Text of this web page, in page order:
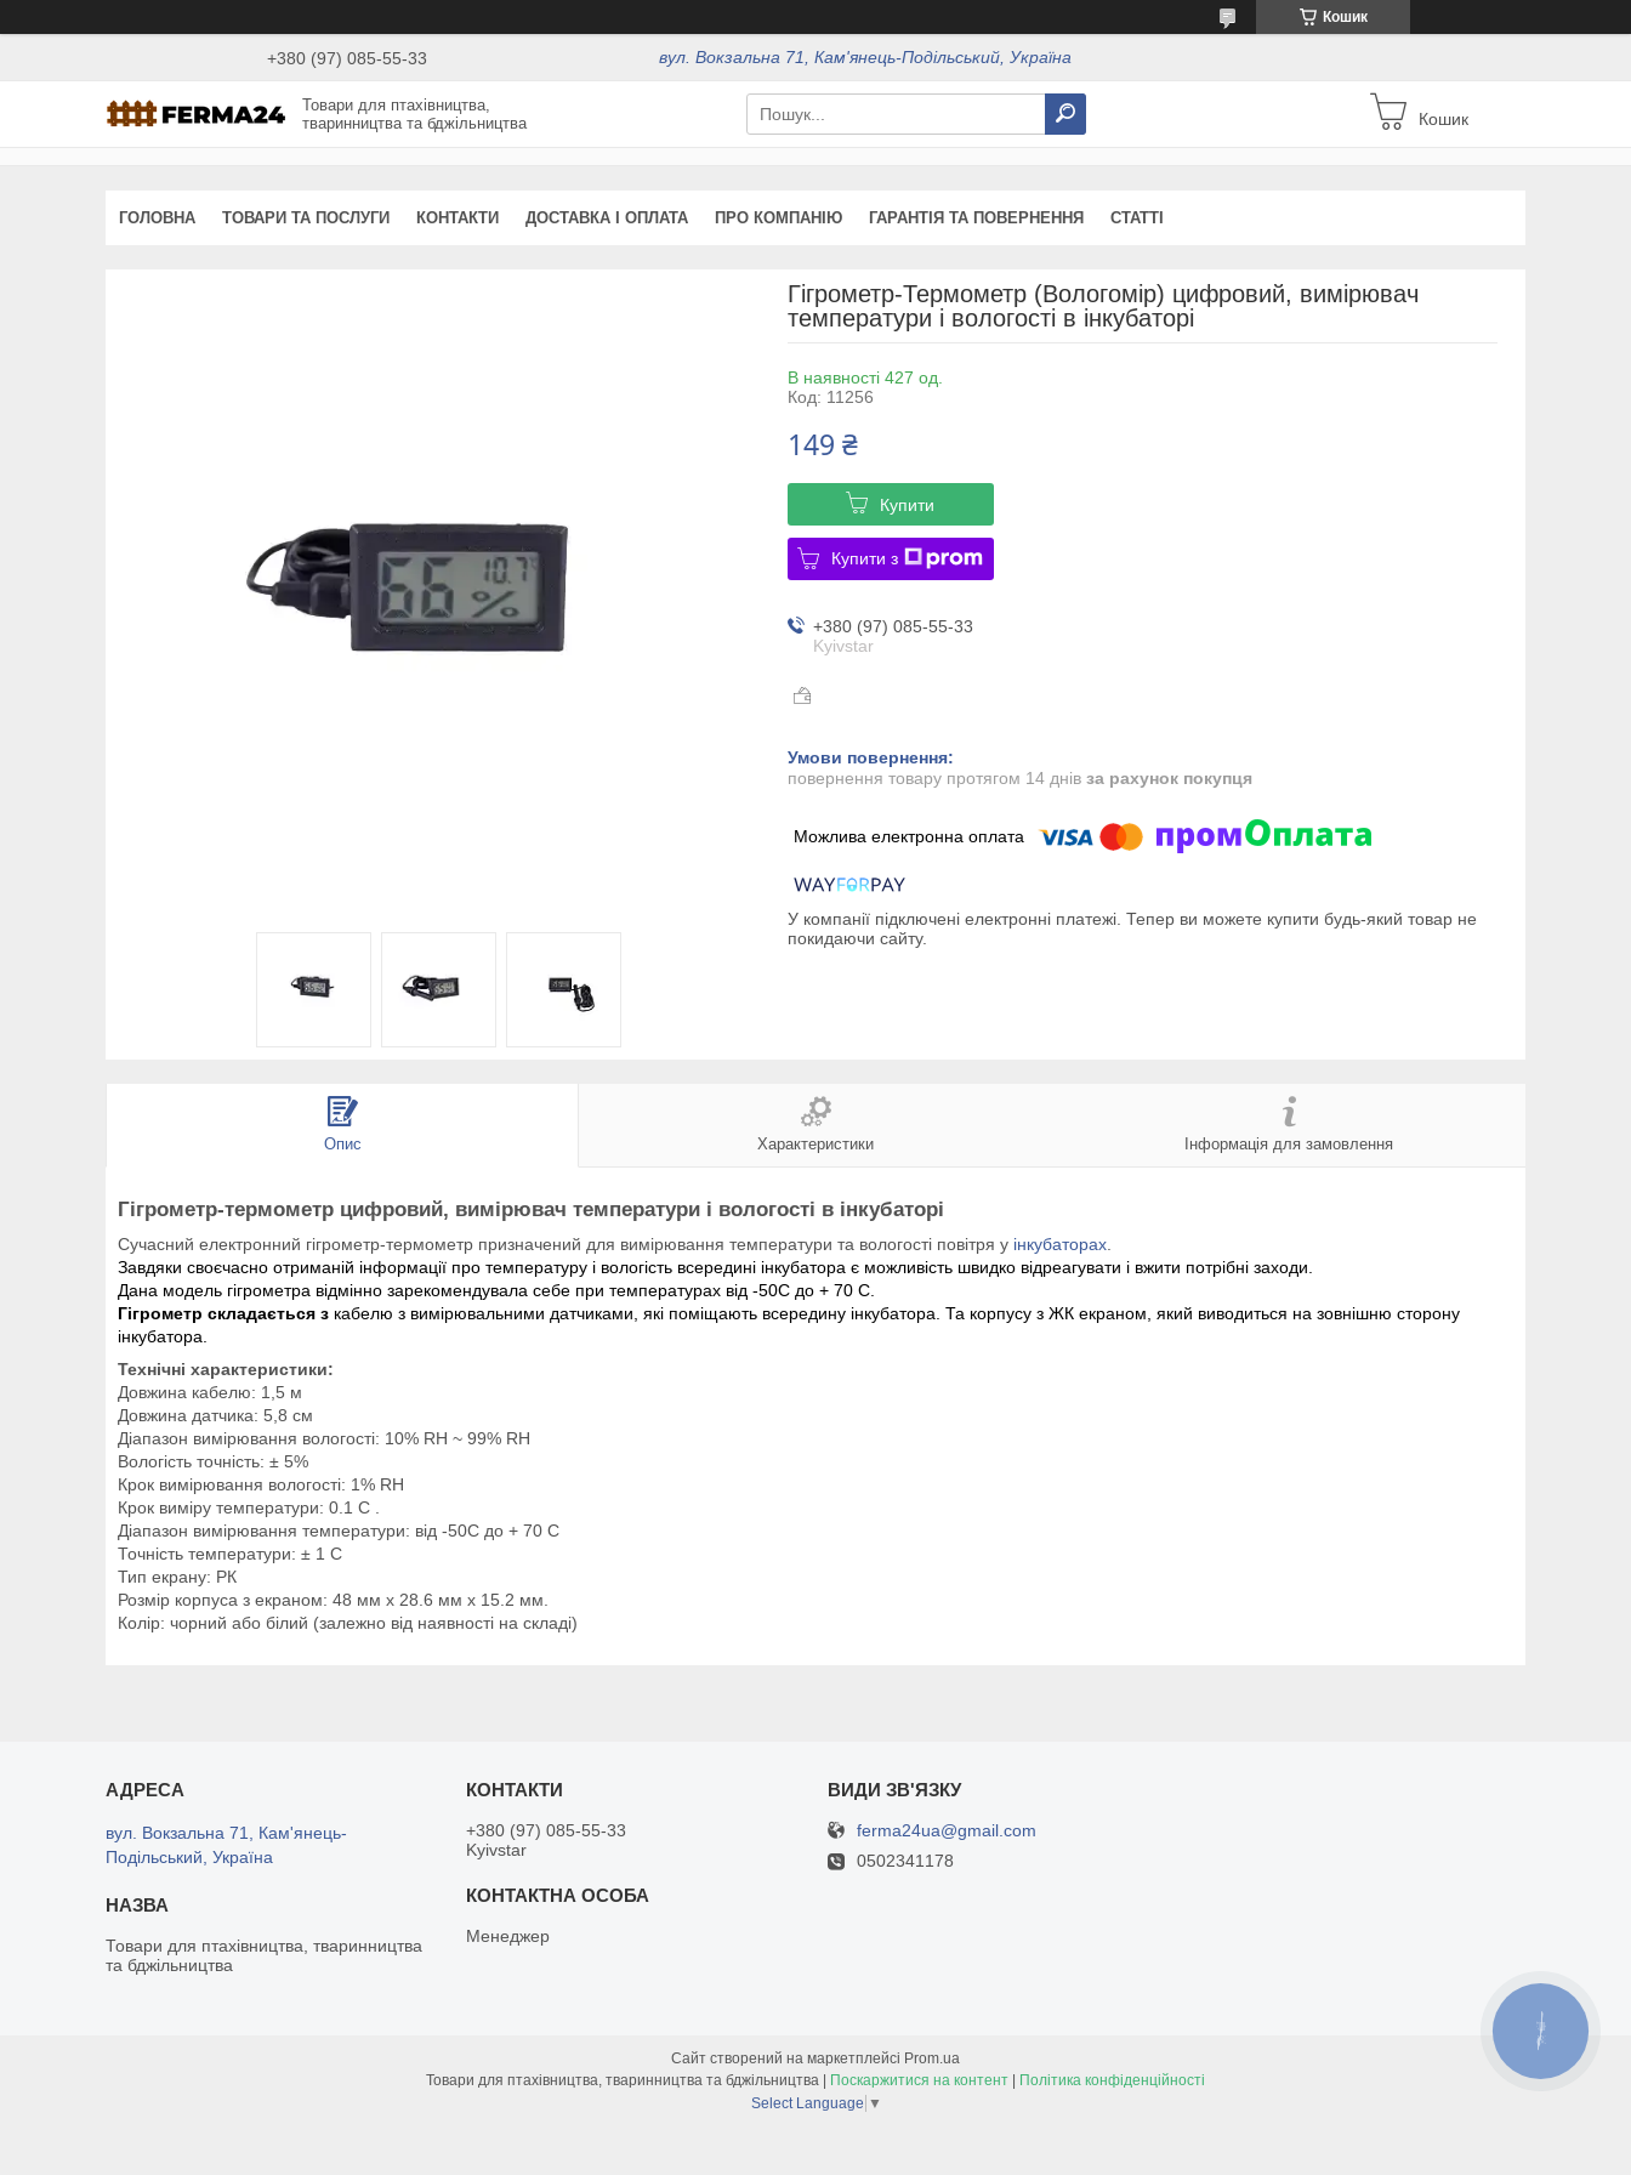
Кошик
+380 (97) 085-55-33 вул. Вокзальна 71, Кам'янець-Подільський, Україна
Товари для птахівництва,
тваринництва та бджільництва
Кошик
ГОЛОВНА ТОВАРИ ТА ПОСЛУГИ КОНТАКТИ ДОСТАВКА І ОПЛАТА ПРО КОМПАНІЮ ГАРАНТІЯ ТА ПОВЕРНЕННЯ СТАТТІ
Гігрометр-Термометр (Вологомір) цифровий, вимірювач
температури і вологості в інкубаторі
В наявності 427 од.
Код: 11256
149 ₴
Купити
Купити з
+380 (97) 085-55-33
Kyivstar
повернення товару протягом 14 днів за рахунок покупця
У компанії підключені електронні платежі. Тепер ви можете купити будь-який товар не
покидаючи сайту.
Опис Характеристики Інформація для замовлення
Гігрометр-термометр цифровий, вимірювач температури і вологості в інкубаторі
Сучасний електронний гігрометр-термометр призначений для вимірювання температури та вологості повітря у інкубаторах
Завдяки своєчасно отриманій інформації про температуру і вологість всередині інкубатора є можливість швидко відреагувати і вжити потрібні заходи.
Дана модель гігрометра відмінно зарекомендувала себе при температурах від -50С до + 70 C.
Гігрометр складається з кабелю з вимірювальними датчиками, які поміщають всередину інкубатора. Та корпусу з ЖК екраном, який виводиться на зовнішню сторону
інкубатора.
Технічні характеристики:
Довжина кабелю: 1,5 м
Довжина датчика: 5,8 см
Діапазон вимірювання вологості: 10% RH ~ 99% RH
Вологість точність: ± 5%
Крок вимірювання вологості: 1% RH
Крок виміру температури: 0.1 C .
Діапазон вимірювання температури: від -50С до + 70 C
Точність температури: ± 1 C
Тип екрану: РК
Розмір корпуса з екраном: 48 мм x 28.6 мм x 15.2 мм.
Колір: чорний або білий (залежно від наявності на складі)
вул. Вокзальна 71, Кам'янець-
Подільський, Україна
Товари для птахівництва, тваринництва
та бджільництва
+380 (97) 085-55-33
Kyivstar
Менеджер
ferma24ua@gmail.com
0502341178
Сайт створений на маркетплейсі Prom.ua
Поскаржитися на контент
Політика конфіденційності
Select Language ▼
КНОПКА
ЗВ'ЯЗКУ